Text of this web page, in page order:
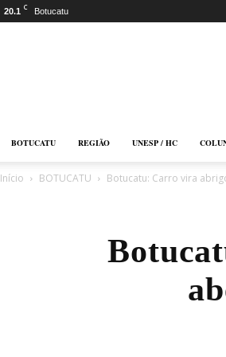
20.1 C Botucatu
BOTUCATU REGIÃO UNESP / HC
Início BOTUCATU Botucatu: Carro vira